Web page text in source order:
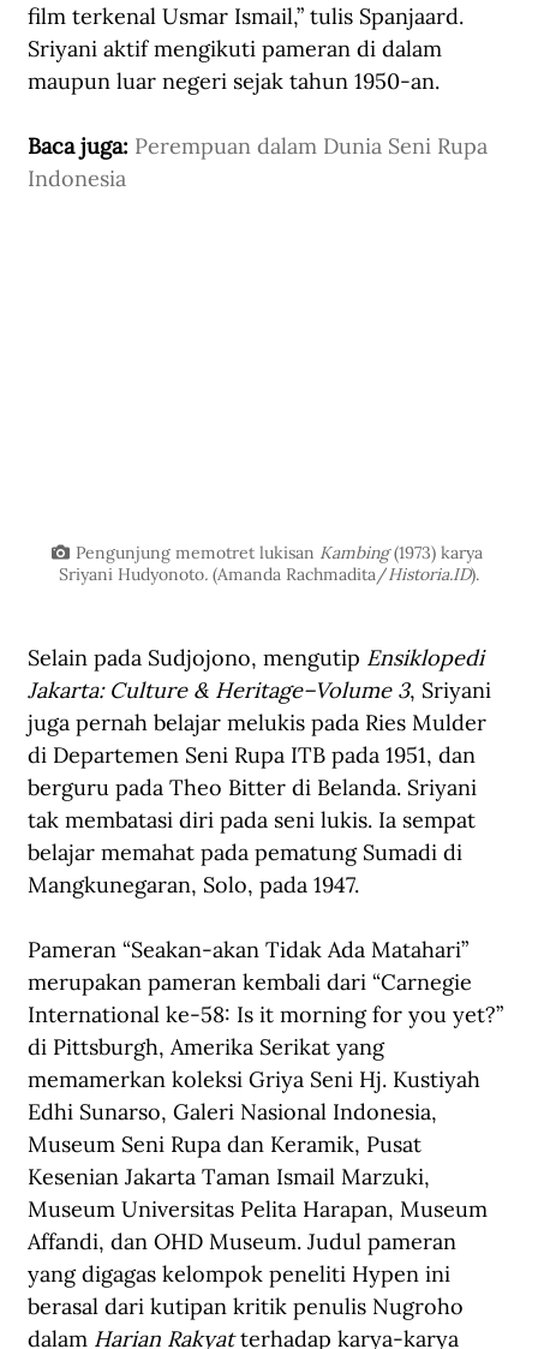
film terkenal Usmar Ismail,” tulis Spanjaard.
Sriyani aktif mengikuti pameran di dalam
maupun luar negeri sejak tahun 1950-an.
Baca juga: Perempuan dalam Dunia Seni Rupa
Indonesia
Pengunjung memotret lukisan Kambing (1973) karya
Sriyani Hudyonoto. (Amanda Rachmadita/Historia.ID).
Selain pada Sudjojono, mengutip Ensiklopedi
Jakarta: Culture & Heritage–Volume 3, Sriyani
juga pernah belajar melukis pada Ries Mulder
di Departemen Seni Rupa ITB pada 1951, dan
berguru pada Theo Bitter di Belanda. Sriyani
tak membatasi diri pada seni lukis. Ia sempat
belajar memahat pada pematung Sumadi di
Mangkunegaran, Solo, pada 1947.
Pameran “Seakan-akan Tidak Ada Matahari”
merupakan pameran kembali dari “Carnegie
International ke-58: Is it morning for you yet?”
di Pittsburgh, Amerika Serikat yang
memamerkan koleksi Griya Seni Hj. Kustiyah
Edhi Sunarso, Galeri Nasional Indonesia,
Museum Seni Rupa dan Keramik, Pusat
Kesenian Jakarta Taman Ismail Marzuki,
Museum Universitas Pelita Harapan, Museum
Affandi, dan OHD Museum. Judul pameran
yang digagas kelompok peneliti Hypen ini
berasal dari kutipan kritik penulis Nugroho
dalam Harian Rakyat terhadap karya-karya